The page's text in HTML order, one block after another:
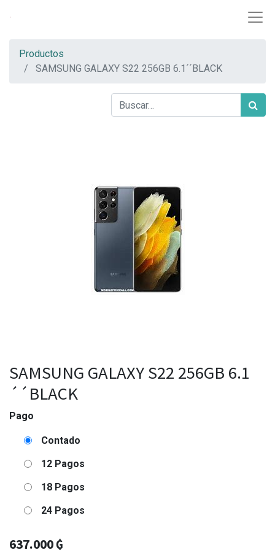
Productos
SAMSUNG GALAXY S22 256GB 6.1´´BLACK
SAMSUNG GALAXY S22 256GB 6.1
´´BLACK
Pago
Contado
12 Pagos
18 Pagos
24 Pagos
637.000₲